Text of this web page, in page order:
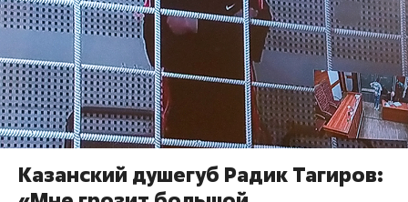
Казанский душегуб Радик Тагиров: